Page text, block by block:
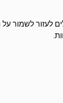
לשמור על